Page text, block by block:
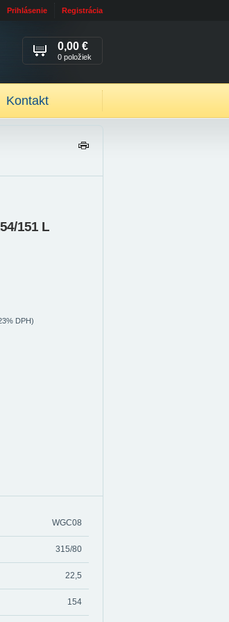
Prihlásenie Registrácia
Kontakt
0,00 €
0 položiek
151 L
DPH)
WGC08
315/80
22,5
154